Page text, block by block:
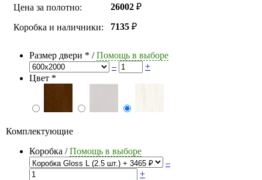
Цена за полотно: 26002 ₽
Коробка и наличники: 7135 ₽
Размер двери * /Помощь в выборе
–
+
Цвет *
Комплектующие
Коробка /Помощь в выборе
–
+